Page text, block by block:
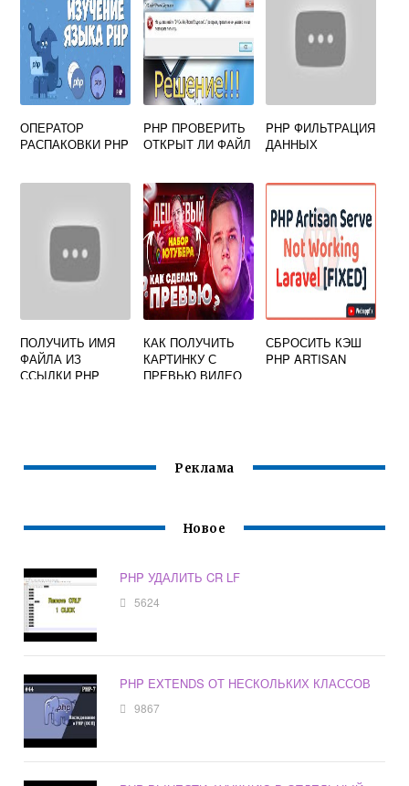
ФРАЗУ PHP IS
AWESOME БЕЗ
КАВЫЧЕК
ОПЕРАТОР
РАСПАКОВКИ PHP
PHP ПРОВЕРИТЬ
ОТКРЫТ ЛИ ФАЙЛ
PHP ФИЛЬТРАЦИЯ
ДАННЫХ
ПОЛУЧИТЬ ИМЯ
ФАЙЛА ИЗ
ССЫЛКИ PHP
КАК ПОЛУЧИТЬ
КАРТИНКУ С
ПРЕВЬЮ ВИДЕО
СБРОСИТЬ КЭШ
PHP ARTISAN
Реклама
Новое
PHP УДАЛИТЬ CR LF
5624
PHP EXTENDS ОТ НЕСКОЛЬКИХ КЛАССОВ
9867